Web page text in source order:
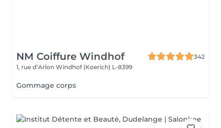
NM Coiffure Windhof
342
1, rue d’Arlon Windhof (Koerich) L-8399
Gommage corps